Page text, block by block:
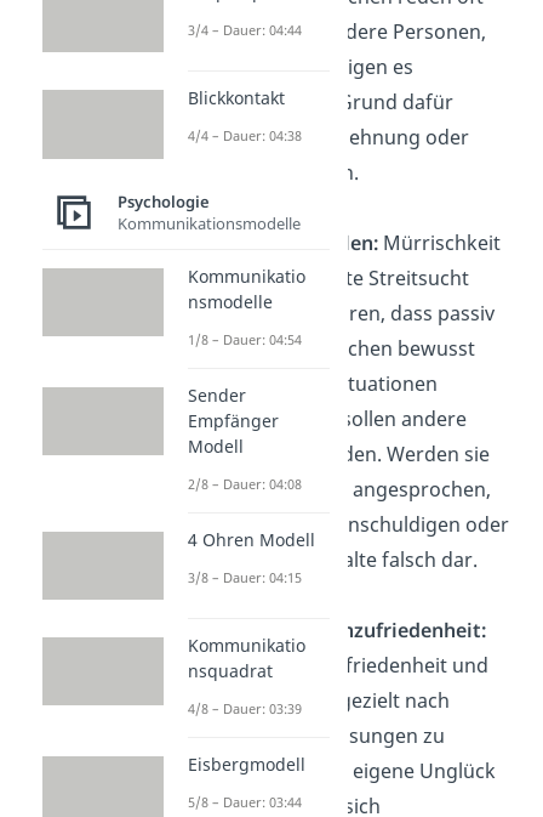
schlecht über andere Personen,
ohne dass diejenigen es
mitbekommen. Grund dafür
können Neid, Ablehnung oder
Missachtung sein.
Andere bloßstellen:Mürrischkeit
oder unterdrückte Streitsucht
können dazu führen, dass passiv
aggressive Menschen bewusst
unangenehme Situationen
provozieren. So sollen andere
bloßgestellt werden. Werden sie
auf ihr Verhalten angesprochen,
spielen sie den Unschuldigen oder
stellen Sachverhalte falsch dar.
Betonung der Unzufriedenheit:
Anstatt bei Unzufriedenheit und
Überforderung gezielt nach
Ursachen und Lösungen zu
suchen, wird das eigene Unglück
überbetont und sich
3/4 – Dauer: 04:44
Blickkontakt
4/4 – Dauer: 04:38
Psychologie
Kommunikationsmodelle
Kommunikatio
nsmodelle
1/8 – Dauer: 04:54
Sender
Empfänger
Modell
2/8 – Dauer: 04:08
4 Ohren Modell
3/8 – Dauer: 04:15
Kommunikatio
nsquadrat
4/8 – Dauer: 03:39
Eisbergmodell
5/8 – Dauer: 03:44